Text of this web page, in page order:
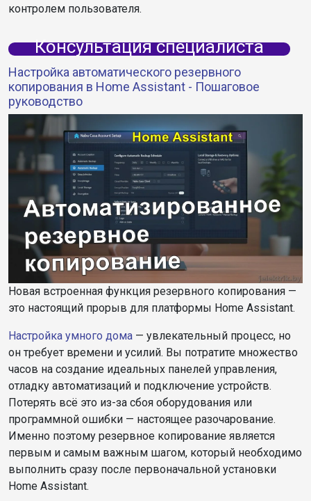
контролем пользователя.
Консультация специалиста
Настройка автоматического резервного
копирования в Home Assistant - Пошаговое
руководство
Новая встроенная функция резервного копирования —
это настоящий прорыв для платформы Home Assistant.
Настройка умного дома — увлекательный процесс, но
он требует времени и усилий. Вы потратите множество
часов на создание идеальных панелей управления,
отладку автоматизаций и подключение устройств.
Потерять всё это из-за сбоя оборудования или
программной ошибки — настоящее разочарование.
Именно поэтому резервное копирование является
первым и самым важным шагом, который необходимо
выполнить сразу после первоначальной установки
Home Assistant.